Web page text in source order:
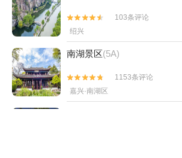


103条评论
绍兴
南湖景区(5A)


1153条评论
嘉兴·南湖区